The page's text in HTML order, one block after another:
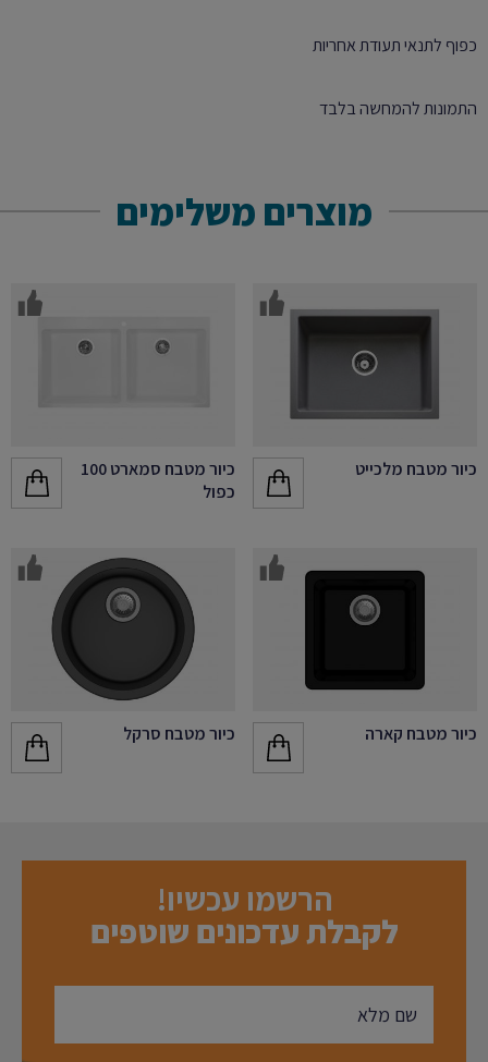
כפוף לתנאי תעודת אחריות
התמונות להמחשה בלבד
מוצרים משלימים
כיור מטבח מלכייט
כיור מטבח סמארט 100
כפול
כיור מטבח קארה כיור מטבח סרקל
הרשמו עכשיו!
לקבלת עדכונים שוטפים